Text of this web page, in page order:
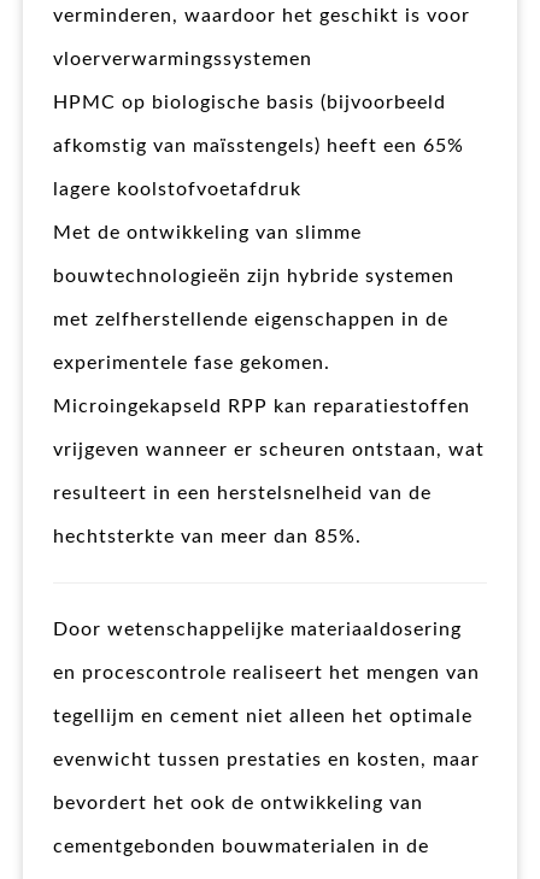
verminderen, waardoor het geschikt is voor
vloerverwarmingssystemen
HPMC op biologische basis (bijvoorbeeld
afkomstig van maïsstengels) heeft een 65%
lagere koolstofvoetafdruk
Met de ontwikkeling van slimme
bouwtechnologieën zijn hybride systemen
met zelfherstellende eigenschappen in de
experimentele fase gekomen.
Microingekapseld RPP kan reparatiestoffen
vrijgeven wanneer er scheuren ontstaan, wat
resulteert in een herstelsnelheid van de
hechtsterkte van meer dan 85%.
Door wetenschappelijke materiaaldosering
en procescontrole realiseert het mengen van
tegellijm en cement niet alleen het optimale
evenwicht tussen prestaties en kosten, maar
bevordert het ook de ontwikkeling van
cementgebonden bouwmaterialen in de